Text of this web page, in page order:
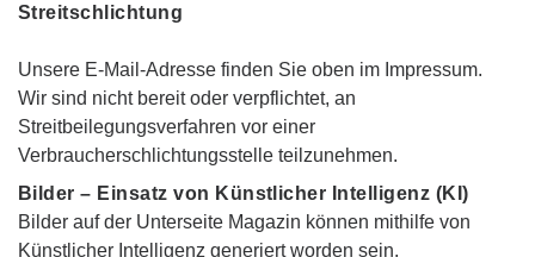
Streitschlichtung
Unsere E-Mail-Adresse finden Sie oben im Impressum.
Wir sind nicht bereit oder verpflichtet, an
Streitbeilegungsverfahren vor einer
Verbraucherschlichtungsstelle teilzunehmen.
Bilder – Einsatz von Künstlicher Intelligenz (KI)
Bilder auf der Unterseite Magazin können mithilfe von
Künstlicher Intelligenz generiert worden sein.